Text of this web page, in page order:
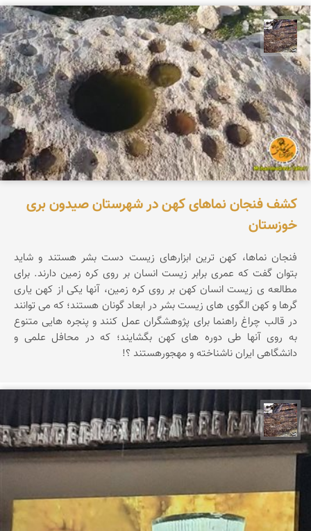
محمد ناصری فرد
کشف فنجان نماهای کهن در شهرستان صیدون بری
خوزستان
فنجان نماها، کهن ترین ابزارهای زیست دست بشر هستند و شاید
بتوان گفت که عمری برابر زیست انسان بر روی کره زمین دارند. برای
مطالعه ی زیست انسان کهن بر روی کره زمین، آنها یکی از کهن یاری
گرها و کهن الگوی های زیست بشر در ابعاد گونان هستند؛ که می توانند
در قالب چراغ راهنما برای پژوهشگران عمل کنند و پنجره هایی متنوع
به روی آنها طی دوره های کهن بگشایند؛ که در محافل علمی و
دانشگاهی ایران ناشناخته و مهجورهستند ؟!
محمد ناصری فرد